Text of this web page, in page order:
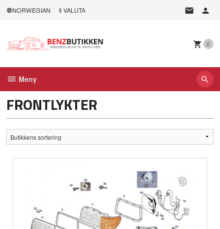
NORWEGIAN VALUTA
0
Meny
FRONTLYKTER